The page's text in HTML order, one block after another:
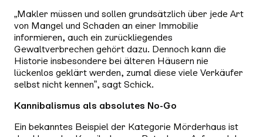
„Makler müssen und sollen grundsätzlich über jede Art
von Mangel und Schaden an einer Immobilie
informieren, auch ein zurückliegendes
Gewaltverbrechen gehört dazu. Dennoch kann die
Historie insbesondere bei älteren Häusern nie
lückenlos geklärt werden, zumal diese viele Verkäufer
selbst nicht kennen”, sagt Schick.
Kannibalismus als absolutes No-Go
Ein bekanntes Beispiel der Kategorie Mörderhaus ist